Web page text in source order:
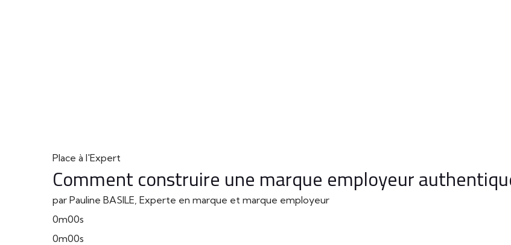
Place à l'Expert
Comment construire une marque employeur
par Pauline BASILE, Experte en marque et marque employeur
0m00s
0m00s